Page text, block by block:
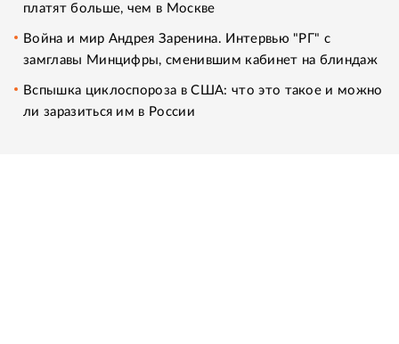
платят больше, чем в Москве
Война и мир Андрея Заренина. Интервью "РГ" с
замглавы Минцифры, сменившим кабинет на блиндаж
Вспышка циклоспороза в США: что это такое и можно
ли заразиться им в России